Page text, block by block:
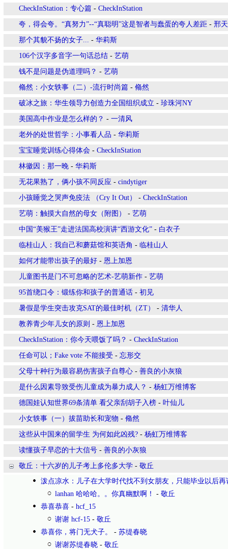
CheckInStation：专心篇 - CheckInStation
夸，得会夸。“真努力”--“真聪明”这是智者与蠢蛋的夸人差距 - 邢
那个其貌不扬的女子... - 华莉斯
106个汉字多音字一句话总结 - 艺萌
钱不是问题是伪道理吗？ - 艺萌
翛然：小女轶事（二）-流行时尚篇 - 翛然
破冰之旅：华生领导力创造力全国组织成立 - 珍珠河NY
美国高中作业是怎么样的？ - 一清风
老外的处世哲学：小事看人品 - 华莉斯
宝宝睡觉训练心得体会 - CheckInStation
林徽因：那一晚 - 华莉斯
无花果熟了，俩小孩不同反应 - cindytiger
小孩睡觉之哭声免疫法 （Cry It Out） - CheckInStation
艺萌：触摸大自然的母女（附图） - 艺萌
中国“美猴王”走进法国高校演讲“西游文化” - 白衣子
临桂山人：我自己和蘑菇馆和英语角 - 临桂山人
如何才能带出孩子的最好 - 恩上加恩
儿童图书是门不可忽略的艺术-艺萌新作 - 艺萌
95首绕口令：锻练你和孩子的普通话 - 初见
暑假是学生突击攻克SAT的最佳时机（ZT） - 清华人
教养青少年儿女的原则 - 恩上加恩
CheckInStation：你今天喂饭了吗？ - CheckInStation
任命可以；Fake vote 不能接受 - 忘形交
父母十种行为最容易伤害孩子自尊心 - 善良的小灰狼
是什么因素导致受伤儿童成为暴力成人？ - 杨虹万维博客
德国娃认知世界69条清单 看父亲刮胡子入榜 - 叶仙儿
小女轶事（一）拔苗助长和宠物 - 翛然
这些从中国来的留学生 为何如此凶残? - 杨虹万维博客
读懂孩子早恋的十大信号 - 善良的小灰狼
敬丘：十六岁的儿子考上多伦多大学 - 敬丘
泼点凉水：儿子在大学时代找不到女朋友，只能毕业以后再
lanhan 哈哈哈。。你真幽默啊！
- 敬丘
恭喜恭喜 - hcf_15
谢谢 hcf-15 - 敬丘
恭喜你，将门无犬子。
- 苏缇春晓
谢谢苏缇春晓 - 敬丘